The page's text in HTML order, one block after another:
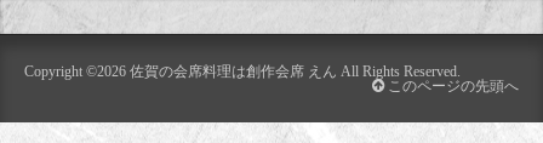
Copyright ©2026 佐賀の会席料理は創作会席 えん All Rights Reserved.
このページの先頭へ